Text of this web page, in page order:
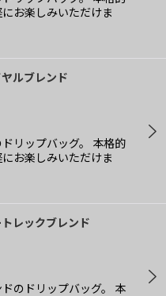
お楽しみいただけま
ルブレンド
リップバッグ。 本格的
お楽しみいただけま
レックブレンド
のドリップバッグ。 本